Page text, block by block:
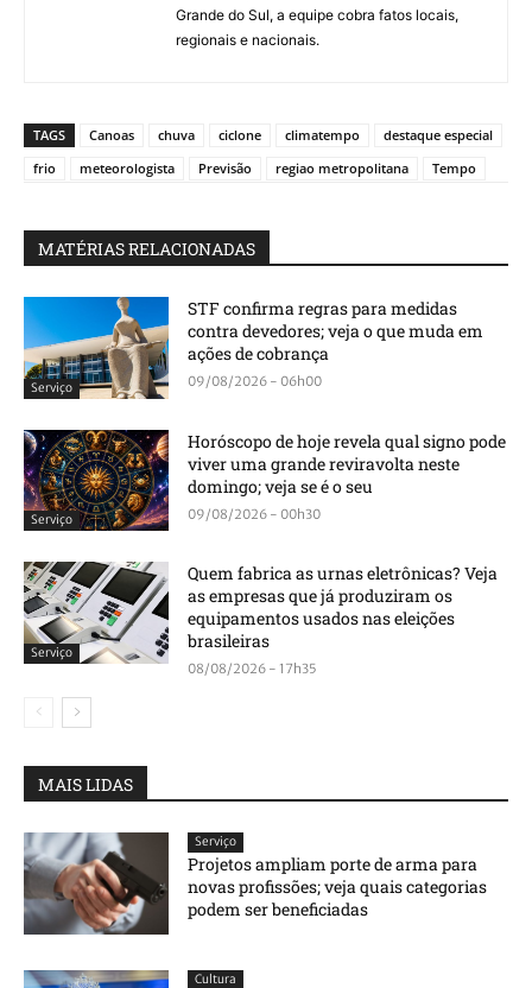
Grande do Sul, a equipe cobra fatos locais,
regionais e nacionais.
TAGS Canoas chuva ciclone climatempo
destaque especial
frio
meteorologista Previsão regiao metropolitana Tempo
MATÉRIAS RELACIONADAS
Serviço
STF confirma regras para medidas
contra devedores; veja o que muda em
ações de cobrança
09/08/2026 - 06h00
Serviço
Horóscopo de hoje revela qual signo pode
viver uma grande reviravolta neste
domingo; veja se é o seu
09/08/2026 - 00h30
Serviço
Quem fabrica as urnas eletrônicas? Veja
as empresas que já produziram os
equipamentos usados nas eleições
brasileiras
08/08/2026 - 17h35
MAIS LIDAS
Serviço
Projetos ampliam porte de arma para
novas profissões; veja quais categorias
podem ser beneficiadas
Cultura